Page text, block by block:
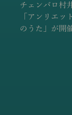
チェンバロ村
「アンリエ
のうた」が開